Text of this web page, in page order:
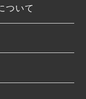
ついて